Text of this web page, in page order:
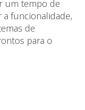
um tempo de
funcionalidade,
de
para o